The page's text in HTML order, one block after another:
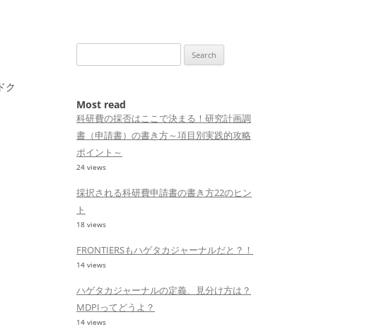
ク
for:
Most read
科研費の採否はここで決まる！研究計画調
書（申請書）の書き方～項目別実践的攻略
ポイント～
24 views
採択される科研費申請書の書き方22のヒン
ト
18 views
FRONTIERSもハゲタカジャーナルだと？！
14 views
ハゲタカジャーナルの定義、見分け方は？
MDPIってどうよ？
14 views